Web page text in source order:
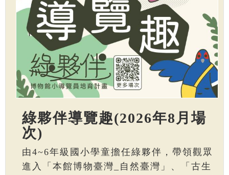
綠夥伴導覽趣(2026年8月場
次)
由4~6年級國小學童擔任綠夥伴，帶領觀眾
進入「本館博物臺灣_自然臺灣」、「古生